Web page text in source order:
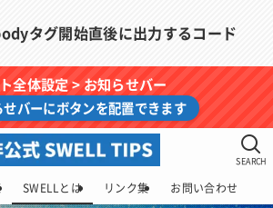
タグ開始直後に出力するコード
全体設定 > お知らせバー
せバーにボタンを配置できます
SEARCH
SWELLとは リンク集 お問い合わせ